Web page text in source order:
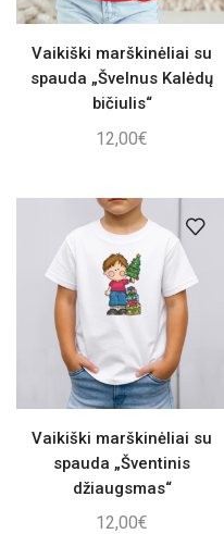
Vaikiški marškinėliai su
spauda „Švelnus Kalėdų
bičiulis“
12,00€
Vaikiški marškinėliai su
spauda „Šventinis
džiaugsmas“
12,00€